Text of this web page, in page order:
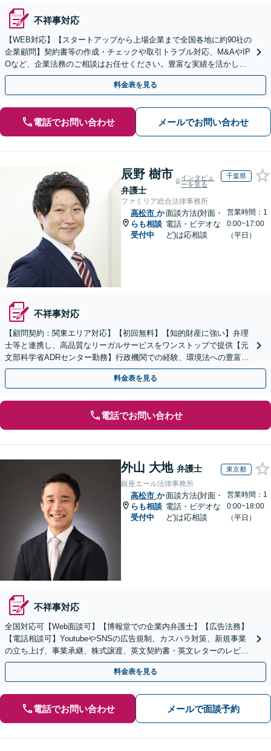
不祥事対応
【WEB対応】【スタートアップから上場企業まで全国各地に約90社の
企業顧問】契約書等の作成・チェックや取引トラブル対応、M&AやIP
Oなど、企業法務のご相談はお任せください。豊富な実績を活かし的
確に対応を進めてまいります。
料金表を見る
電話でお問い合わせ メールでお問い合わせ
辰野 樹市
弁護士
インタビュ
ーを見る
千葉県
ファミリア総合法律事務所
高松市 か
らも相談
受付中
面談方法(対面・
電話・ビデオな
ど)は応相談
営業時間：1
0:00~17:00
（平日）
不祥事対応
【顧問契約：関東エリア対応】【初回無料】【知的財産に強い】弁理
士等と連携し、高品質なリーガルサービスをワンストップで提供【元
文部科学省ADRセンター勤務】行政機関での経験、環境法への豊富な
知識を活かし、事業者さまの抱える問題を解決へ導きます
料金表を見る
電話でお問い合わせ
外山 大地 弁護士 東京都
銀座エール法律事務所
高松市 か
らも相談
受付中
面談方法(対面・
電話・ビデオな
ど)は応相談
営業時間：1
0:00~18:00
（平日）
不祥事対応
全国対応可【Web面談可】【博報堂での企業内弁護士】【広告法務】
【電話相談可】YoutubeやSNSの広告規制、カスハラ対策、新規事業
の立ち上げ、事業承継、株式譲渡、英文契約書・英文レターのレビュ
ー・ドラフトなどに対応。
料金表を見る
電話でお問い合わせ メールで面談予約